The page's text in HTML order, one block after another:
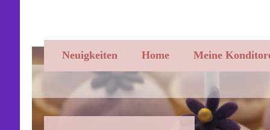
Neuigkeiten Home Meine